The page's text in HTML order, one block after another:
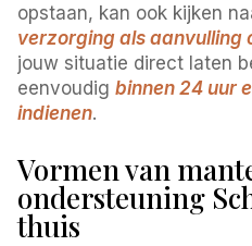
opstaan, kan ook kijken
verzorging als aanvulling
jouw situatie direct laten
eenvoudigbinnen 24 uur
indienen.
Vormen van
ondersteuning
thuis